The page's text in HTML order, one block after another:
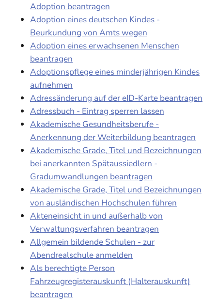
Adoption beantragen
Adoption eines deutschen Kindes -
Beurkundung von Amts wegen
Adoption eines erwachsenen Menschen
beantragen
Adoptionspflege eines minderjährigen Kindes
aufnehmen
Adressänderung auf der eID-Karte beantragen
Adressbuch - Eintrag sperren lassen
Akademische Gesundheitsberufe -
Anerkennung der Weiterbildung beantragen
Akademische Grade, Titel und Bezeichnungen
bei anerkannten Spätaussiedlern -
Gradumwandlungen beantragen
Akademische Grade, Titel und Bezeichnungen
von ausländischen Hochschulen führen
Akteneinsicht in und außerhalb von
Verwaltungsverfahren beantragen
Allgemein bildende Schulen - zur
Abendrealschule anmelden
Als berechtigte Person
Fahrzeugregisterauskunft (Halterauskunft)
beantragen